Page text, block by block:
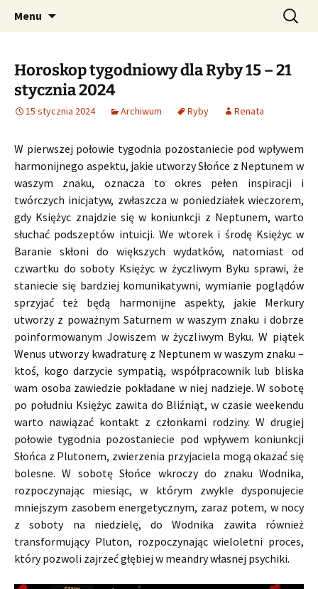
CzaroMarowy horoskop
dzienny, miesięczny i
tygodniowy
Profesjonalne przepowiednie astrologiczne
Menu Szukaj:
Horoskop tygodniowy dla Ryby 15 – 21
stycznia 2024
15 stycznia 2024 Archiwum Ryby Renata
W pierwszej połowie tygodnia pozostaniecie pod wpływem
harmonijnego aspektu, jakie utworzy Słońce z Neptunem w
waszym znaku, oznacza to okres pełen inspiracji i
twórczych inicjatyw, zwłaszcza w poniedziałek wieczorem,
gdy Księżyc znajdzie się w koniunkcji z Neptunem, warto
słuchać podszeptów intuicji. We wtorek i środę Księżyc w
Baranie skłoni do większych wydatków, natomiast od
czwartku do soboty Księżyc w życzliwym Byku sprawi, że
staniecie się bardziej komunikatywni, wymianie poglądów
sprzyjać też będą harmonijne aspekty, jakie Merkury
utworzy z poważnym Saturnem w waszym znaku i dobrze
poinformowanym Jowiszem w życzliwym Byku. W piątek
Wenus utworzy kwadraturę z Neptunem w waszym znaku –
ktoś, kogo darzycie sympatią, współpracownik lub bliska
wam osoba zawiedzie pokładane w niej nadzieje. W sobotę
po południu Księżyc zawita do Bliźniąt, w czasie weekendu
warto nawiązać kontakt z członkami rodziny. W drugiej
połowie tygodnia pozostaniecie pod wpływem koniunkcji
Słońca z Plutonem, zwierzenia przyjaciela mogą okazać się
bolesne. W sobotę Słońce wkroczy do znaku Wodnika,
rozpoczynając miesiąc, w którym zwykle dysponujecie
mniejszym zasobem energetycznym, zaraz potem, w nocy
z soboty na niedzielę, do Wodnika zawita również
transformujący Pluton, rozpoczynając wieloletni proces,
który pozwoli zajrzeć głębiej w meandry własnej psychiki.